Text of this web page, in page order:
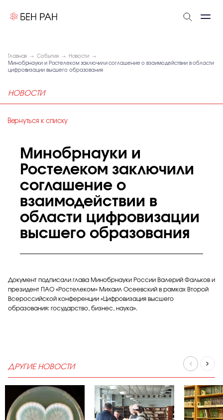
Главная События
Новости
Минобрнауки и Ростелеком заключили соглашение о взаимодействии в области
цифровизации высшего образования
НОВОСТИ
Вернуться к списку
Минобрнауки и
Ростелеком заключили
соглашение о
взаимодействии в
области цифровизации
высшего образования
Документ подписали глава Минобрнауки России Валерий Фальков и
президент ПАО «Ростелеком» Михаил Осеевский в рамках Второй
Всероссийской конференции «Цифровизация высшего
образования: государство, бизнес, наука».
ДРУГИЕ НОВОСТИ